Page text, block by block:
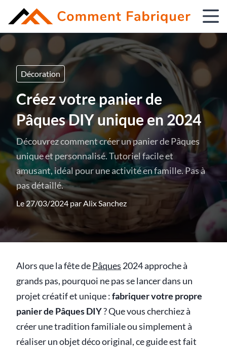
Décoration
Créez votre panier de
Pâques DIY unique en 2024
Découvrez comment créer un panier de Pâques
unique et personnalisé. Tutoriel facile et
amusant, idéal pour une activité en famille. Pas à
pas détaillé.
Le 27/03/2024 parAlix Sanchez
Alors que la fête dePâques 2024 approche à
grands pas, pourquoi ne pas se lancer dans un
projet créatif et unique :fabriquer votre propre
panier de Pâques DIY? Que vous cherchiez à
créer une tradition familiale ou simplement à
réaliser un objet déco original, ce guide est fait